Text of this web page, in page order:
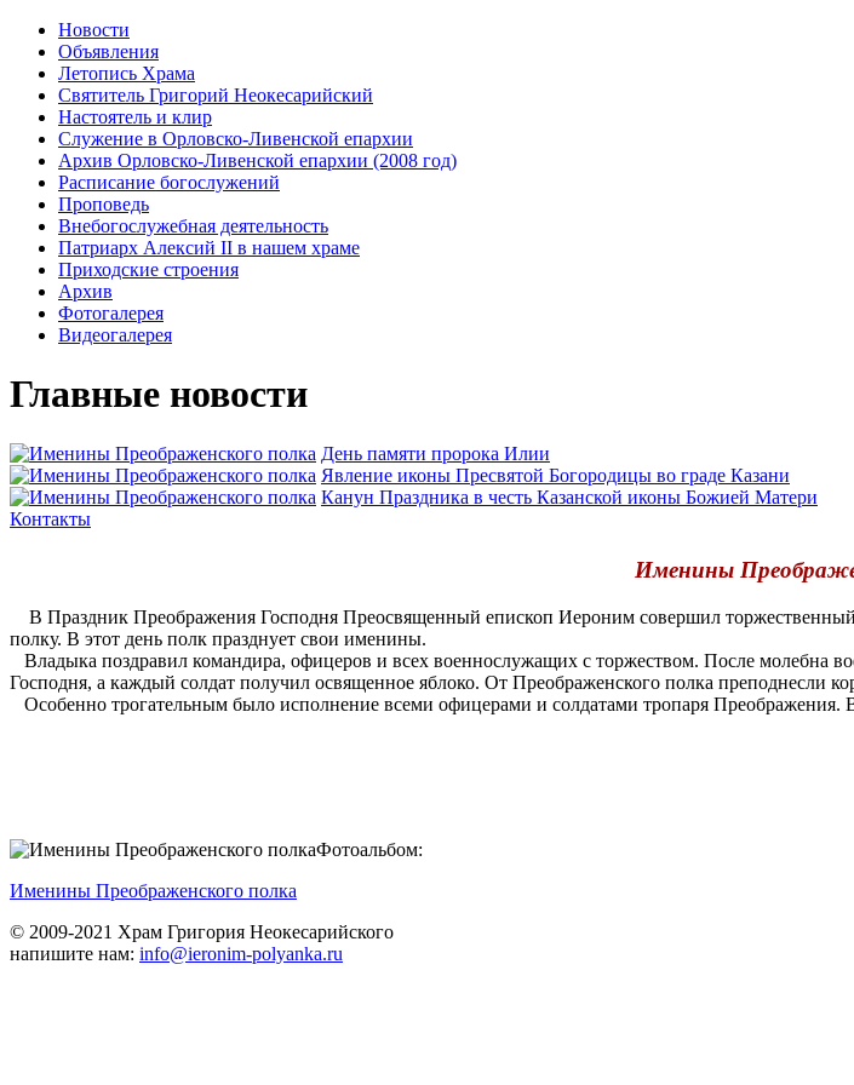
Новости
Объявления
Летопись Храма
Святитель Григорий Неокесарийский
Настоятель и клир
Служение в Орловско-Ливенской епархии
Архив Орловско-Ливенской епархии (2008 год)
Расписание богослужений
Проповедь
Внебогослужебная деятельность
Патриарх Алексий II в нашем храме
Приходские строения
Архив
Фотогалерея
Видеогалерея
Главные новости
День памяти пророка Илии
Явлeние иконы Пресвятой Богородицы во граде Казани
Канун Праздника в честь Казанской иконы Божией Матери
Контакты
Именины
В Праздник Преображения Господня Преосвященный епископ Иероним совершил
полку. В этот день полк празднует свои именины.
Владыка поздравил командира, офицеров и всех военнослужащих с торжеством. После
Господня, а каждый солдат получил освященное яблоко. От Преображенского полка преподнесли
Особенно трогательным было исполнение всеми офицерами и солдатами тропаря Преображения.
Фотоальбом:
Именины Преображенского полка
© 2009-2021 Храм Григория Неокесарийского
напишите нам: info@ieronim-polyanka.ru